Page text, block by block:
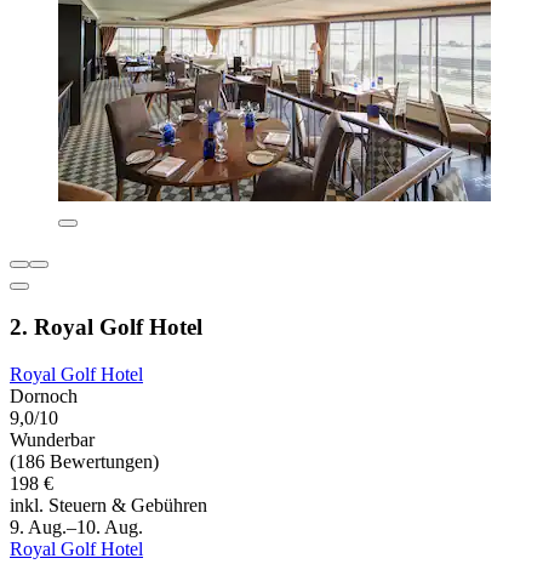
2. Royal Golf Hotel
Royal Golf Hotel
Dornoch
9,0/10
Wunderbar
(186 Bewertungen)
198 €
inkl. Steuern & Gebühren
9. Aug.–10. Aug.
Royal Golf Hotel